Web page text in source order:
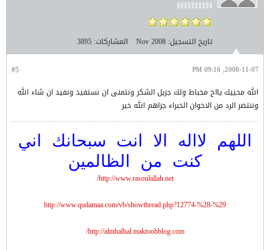
تاريخ التسجيل: Nov 2008 المشاركات: 3895
#5 2008-11-07, 09:16 PM
الله محييك يااخ مخباط ولك جزيل الشكر ونتمنى ان نستفيد ونفيد ان شاء الله
وننتضر الرد من الاخوان الخبراء جزاهم الله خير
اللهم لااله الا انت سبحانك اني
كنت من الظالمين
http://www.rasoulallah.net/
http://www.qudamaa.com/vb/showthread.php?12774-%28-%29
http://almhalhal.maktoobblog.com/